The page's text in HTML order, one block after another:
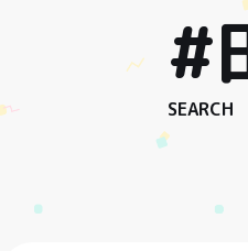
#
SEARCH